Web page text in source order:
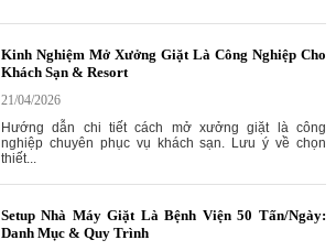
Kinh Nghiệm Mở Xưởng Giặt Là Công Nghiệp Cho
Khách Sạn & Resort
21/04/2026
Hướng dẫn chi tiết cách mở xưởng giặt là công
nghiệp chuyên phục vụ khách sạn. Lưu ý về chọn
thiết...
Setup Nhà Máy Giặt Là Bệnh Viện 50 Tấn/Ngày:
Danh Mục & Quy Trình